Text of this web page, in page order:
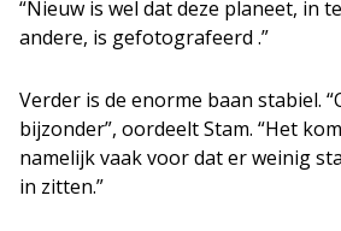
“Nieuw is wel dat deze planeet, in
andere, is gefotografeerd .”
Verder is de enorme baan stabiel.
bijzonder”, oordeelt Stam. “Het
namelijk vaak voor dat er weinig
in zitten.”